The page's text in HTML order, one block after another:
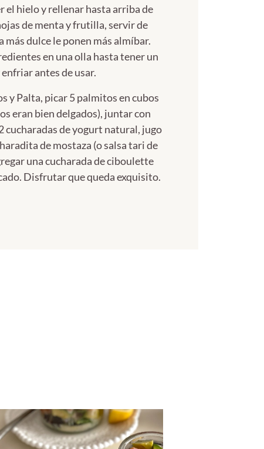
el hielo y rellenar hasta arriba de
de menta y frutilla, servir de
más dulce le ponen más almíbar.
en una olla hasta tener un
antes de usar.
y Palta, picar 5 palmitos en cubos
eran bien delgados), juntar con
cucharadas de yogurt natural, jugo
de mostaza (o salsa tari de
una cucharada de ciboulette
Disfrutar que queda exquisito.